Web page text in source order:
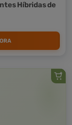
Híbridas de